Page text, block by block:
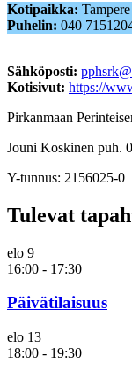
Kotipaikka: Tampere
Puhelin: 040
Sähköposti:
Kotisivut: https://
Pirkanmaan
Jouni Koskinen puh.
Y-tunnus: 2156025-0
Tulevat
elo 9
16:00 - 17:30
Päivätilaisuus
elo 13
18:00 - 19:30